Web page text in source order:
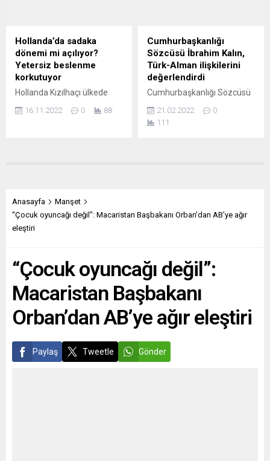
işsizlik, eylülde yüzde 6,7’ye
indi....
Demokrat Parti (SPD)
grubunun eyalet meclisine
sunduğu “çifte vatandaşlık
teklifinin” ele alınacağını
hatırlatan Gemici, yaptığı
yazılı...
Hollanda’da sadaka
dönemi mi açılıyor?
Yetersiz beslenme
korkutuyor
Hollanda Kızılhaçı ülkede
bin kişi olduğunu, muhtaç
gıdaya erişim sıkıntısı çektiği
bildirildi. Covid-19 sonrası
ülkede gıda yardımına
açıklamada, son aylarda
yükselen gıda...
16.11.2022 0 88
Cumhurbaşkanlığı
Sözcüsü İbrahim Kalın,
Türk-Alman ilişkilerini
değerlendirdi
Cumhurbaşkanlığı Sözcüsü
gazetesinin sorularını
yanıtlarken, Ukrayna krizine
açıklamada, “Rusya’ya
dinlemek ve stratejik
kaygılarını anlamak daha
iyidir. Rusya, NATO
tarafından...
21.02.2022
0
111
Anasayfa
Manşet
“Çocuk oyuncağı değil”: Macaristan Başbakanı Orban’dan AB’ye ağır
eleştiri
“Çocuk oyuncağı değil”:
Macaristan Başbakanı
Orban’dan AB’ye ağır eleştiri
Paylaş Tweetle Gönder